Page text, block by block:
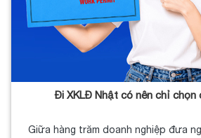
Đi XKLĐ Nhật có nên chỉ
Giữa hàng trăm doanh nghiệp đưa